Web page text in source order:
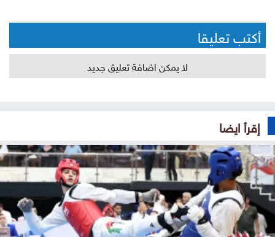
أكتب تعليقا
لا يمكن اضافة تعليق جديد
إقرأ ايضا